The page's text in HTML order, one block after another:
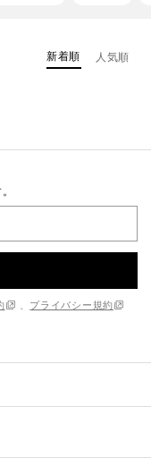
新着順 人気順
プライバシー規約